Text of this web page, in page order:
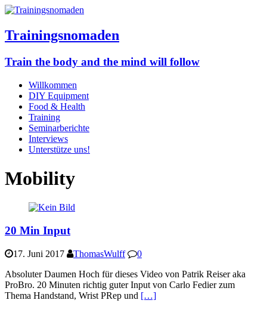
Trainingsnomaden
Train the body and the mind will follow
Willkommen
DIY Equipment
Food & Health
Training
Seminarberichte
Interviews
Unterstütze uns!
Mobility
20 Min Input
17. Juni 2017 ThomasWulff
0
Absoluter Daumen Hoch für dieses Video von Patrik Reiser aka
ProBro. 20 Minuten richtig guter Input von Carlo Fedier zum
Thema Handstand, Wrist PRep und […]